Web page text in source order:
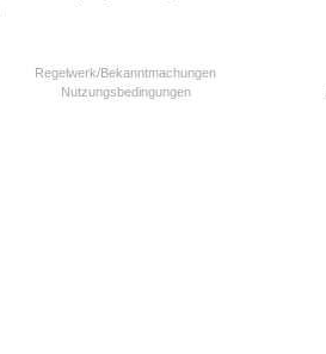
Regelwerk/Bekanntmachungen
Nutzungsbedingungen